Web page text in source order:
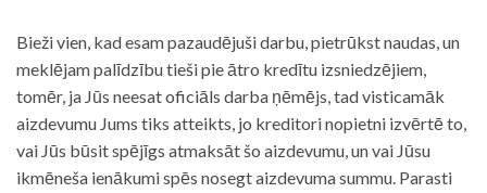
Bieži vien, kad esam pazaudējuši darbu, pietrūkst naudas, un
meklējam palīdzību tieši pie ātro kredītu izsniedzējiem,
tomēr, ja Jūs neesat oficiāls darba ņēmējs, tad visticamāk
aizdevumu Jums tiks atteikts, jo kreditori nopietni izvērtē to,
vai Jūs būsit spējīgs atmaksāt šo aizdevumu, un vai Jūsu
ikmēneša ienākumi spēs nosegt aizdevuma summu. Parasti